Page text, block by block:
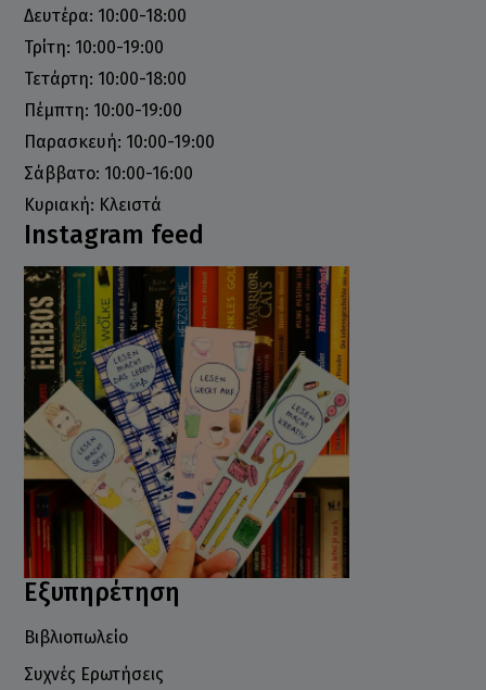
Δευτέρα: 10:00-18:00
Τρίτη: 10:00-19:00
Τετάρτη: 10:00-18:00
Πέμπτη: 10:00-19:00
Παρασκευή: 10:00-19:00
Σάββατο: 10:00-16:00
Κυριακή: Κλειστά
Instagram feed
Εξυπηρέτηση
Βιβλιοπωλείο
Συχνές Ερωτήσεις